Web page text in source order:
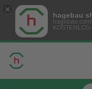
hagebau
hagebau